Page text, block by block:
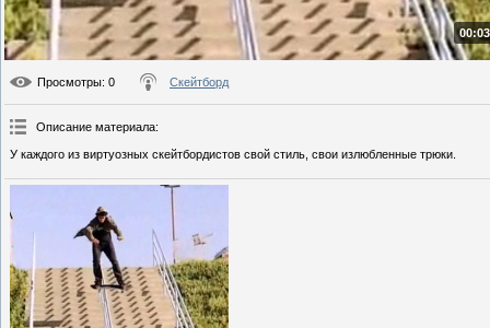
Просмотры: 0 Скейтборд
Описание материала:
У каждого из виртуозных скейтбордистов свой стиль, свои излюбленные трюки.